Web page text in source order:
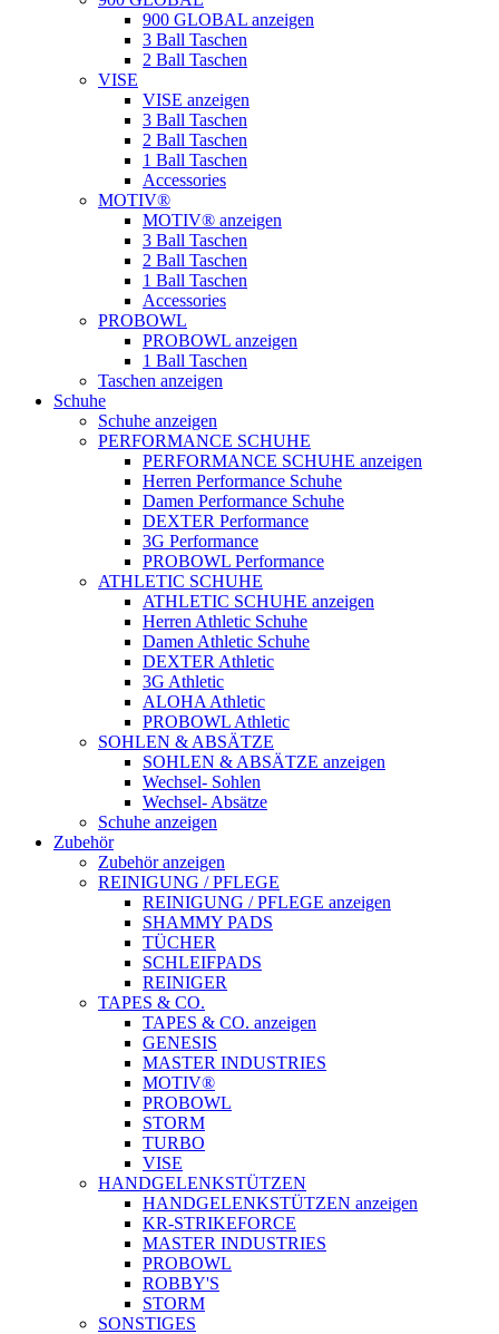
900 GLOBAL anzeigen
3 Ball Taschen
2 Ball Taschen
VISE
VISE anzeigen
3 Ball Taschen
2 Ball Taschen
1 Ball Taschen
Accessories
MOTIV®
MOTIV® anzeigen
3 Ball Taschen
2 Ball Taschen
1 Ball Taschen
Accessories
PROBOWL
PROBOWL anzeigen
1 Ball Taschen
Taschen anzeigen
Schuhe
Schuhe anzeigen
PERFORMANCE SCHUHE
PERFORMANCE SCHUHE anzeigen
Herren Performance Schuhe
Damen Performance Schuhe
DEXTER Performance
3G Performance
PROBOWL Performance
ATHLETIC SCHUHE
ATHLETIC SCHUHE anzeigen
Herren Athletic Schuhe
Damen Athletic Schuhe
DEXTER Athletic
3G Athletic
ALOHA Athletic
PROBOWL Athletic
SOHLEN & ABSÄTZE
SOHLEN & ABSÄTZE anzeigen
Wechsel- Sohlen
Wechsel- Absätze
Schuhe anzeigen
Zubehör
Zubehör anzeigen
REINIGUNG / PFLEGE
REINIGUNG / PFLEGE anzeigen
SHAMMY PADS
TÜCHER
SCHLEIFPADS
REINIGER
TAPES & CO.
TAPES & CO. anzeigen
GENESIS
MASTER INDUSTRIES
MOTIV®
PROBOWL
STORM
TURBO
VISE
HANDGELENKSTÜTZEN
HANDGELENKSTÜTZEN anzeigen
KR-STRIKEFORCE
MASTER INDUSTRIES
PROBOWL
ROBBY'S
STORM
SONSTIGES